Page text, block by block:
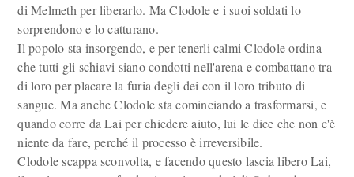
di Melmeth per liberarlo. Ma Clodole e i suoi soldati lo
sorprendono e lo catturano.
Il popolo sta insorgendo, e per tenerli calmi Clodole ordina
che tutti gli schiavi siano condotti nell'arena e combattano tra
di loro per placare la furia degli dei con il loro tributo di
sangue. Ma anche Clodole sta cominciando a trasformarsi, e
quando corre da Lai per chiedere aiuto, lui le dice che non c'è
niente da fare, perché il processo è irreversibile.
Clodole scappa sconvolta, e facendo questo lascia libero Lai,